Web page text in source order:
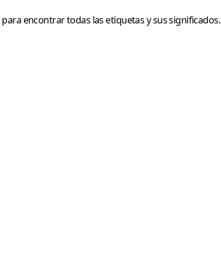
para encontrar todas las etiquetas y sus significados.